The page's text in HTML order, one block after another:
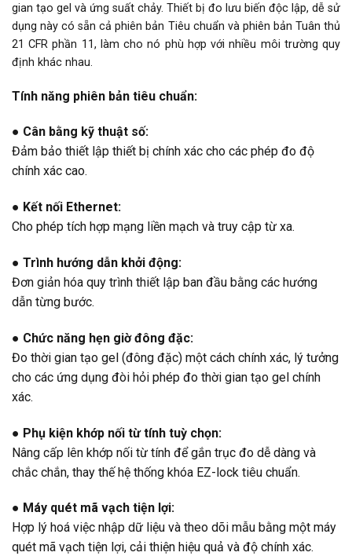
gian tạo gel và ứng suất chảy. Thiết bị đo lưu biến độc lập, dễ sử
dụng này có sẵn cả phiên bản Tiêu chuẩn và phiên bản Tuân thủ
21 CFR phần 11, làm cho nó phù hợp với nhiều môi trường quy
định khác nhau.
Tính năng phiên bản tiêu chuẩn:
● Cân bằng kỹ thuật số:
Đảm bảo thiết lập thiết bị chính xác cho các phép đo độ
chính xác cao.
● Kết nối Ethernet:
Cho phép tích hợp mạng liền mạch và truy cập từ xa.
● Trình hướng dẫn khởi động:
Đơn giản hóa quy trình thiết lập ban đầu bằng các hướng
dẫn từng bước.
● Chức năng hẹn giờ đông đặc:
Đo thời gian tạo gel (đông đặc) một cách chính xác, lý tưởng
cho các ứng dụng đòi hỏi phép đo thời gian tạo gel chính
xác.
● Phụ kiện khớp nối từ tính tuỳ chọn:
Nâng cấp lên khớp nối từ tính để gắn trục đo dễ dàng và
chắc chắn, thay thế hệ thống khóa EZ-lock tiêu chuẩn.
● Máy quét mã vạch tiện lợi:
Hợp lý hoá việc nhập dữ liệu và theo dõi mẫu bằng một máy
quét mã vạch tiện lợi, cải thiện hiệu quả và độ chính xác.